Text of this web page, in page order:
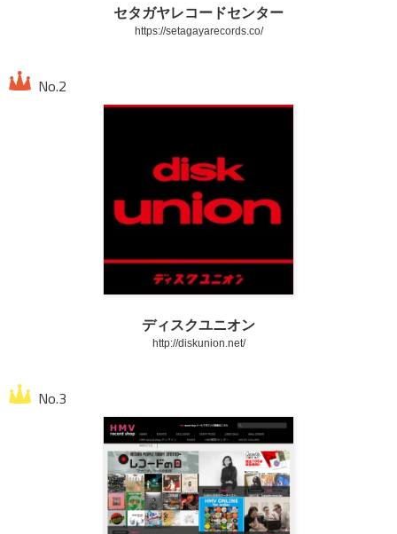
セタガヤレコードセンター
https://setagayarecords.co/
ディスクユニオン
http://diskunion.net/